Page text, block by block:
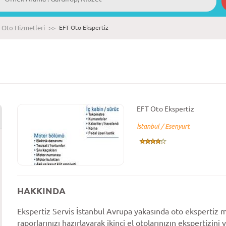
Oto Hizmetleri >> EFT Oto Ekspertiz
EFT Oto Ekspertiz
İstanbul / Esenyurt
HAKKINDA
Ekspertiz Servis İstanbul Avrupa yakasında oto ekspertiz
raporlarınızı hazırlayarak ikinci el otolarınızın ekspertizini